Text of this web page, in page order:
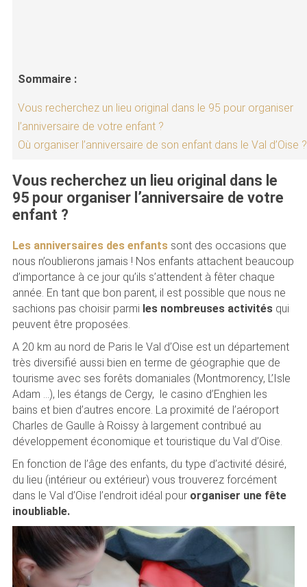
Sommaire :
Vous recherchez un lieu original dans le 95 pour organiser
l’anniversaire de votre enfant ?
Où organiser l’anniversaire de son enfant dans le Val d’Oise ?
Vous recherchez un lieu original dans le
95 pour organiser l’anniversaire de votre
enfant ?
Les anniversaires des enfants sont des occasions que
nous n’oublierons jamais ! Nos enfants attachent beaucoup
d’importance à ce jour qu’ils s’attendent à fêter chaque
année. En tant que bon parent, il est possible que nous ne
sachions pas choisir parmi les nombreuses activitésqui
peuvent être proposées.
A 20 km au nord de Paris le Val d’Oise est un département
très diversifié aussi bien en terme de géographie que de
tourisme avec ses forêts domaniales (Montmorency, L’Isle
Adam …), les étangs de Cergy, le casino d’Enghien les
bains et bien d’autres encore. La proximité de l’aéroport
Charles de Gaulle à Roissy à largement contribué au
développement économique et touristique du Val d’Oise.
En fonction de l’âge des enfants, du type d’activité désiré,
du lieu (intérieur ou extérieur) vous trouverez forcément
dans le Val d’Oise l’endroit idéal pour organiser une fête
inoubliable.